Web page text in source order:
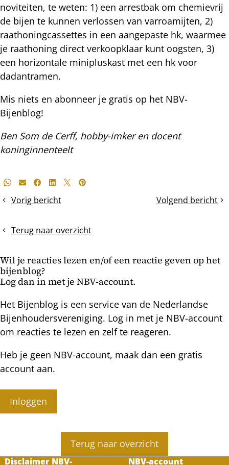
noviteiten, te weten: 1) een arrestbak om chemievrij
de bijen te kunnen verlossen van varroamijten, 2)
raathoningcassettes in een aangepaste hk, waarmee
je raathoning direct verkoopklaar kunt oogsten, 3)
een horizontale minipluskast met een hk voor
dadantramen.
Mis niets en abonneer je gratis op het NBV-
Bijenblog!
Ben Som de Cerff, hobby-imker en docent
koninginnenteelt
Deel
bericht
Whatsapp
E-mailFacebook
LinkedIn
X Pinterest
Vorig bericht
Krapzetten
dadantvolken
Topkasten
Volgend bericht
Drie
Terug naar overzicht
Wil je reacties lezen en/of een reactie geven op het
bijenblog?
Log dan in met je NBV-account.
Het Bijenblog is een service van de Nederlandse
Bijenhoudersvereniging. Log in met je NBV-account
om reacties te lezen en zelf te reageren.
Heb je geen NBV-account, maak dan een gratis
account aan.
Inloggen
Terug naar overzicht
Disclaimer NBV- NBV-account